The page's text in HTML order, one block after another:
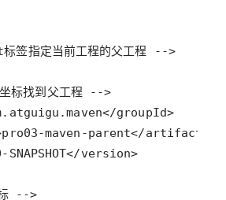
  <groupId>com.atguigu.maven</groupId>